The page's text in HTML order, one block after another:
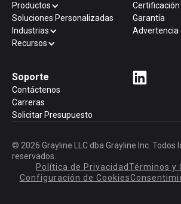
Productos
Soluciones Personalizadas
Industrias
Recursos
Certificación
Garantía
Advertencia
Soporte
Contáctenos
Carreras
Solicitar Presupuesto
© 2026 Grayline LLC dba Grayline Inc. Todos
reservados.
Política de PrivacidadTérminos y
Configuración de Cookies